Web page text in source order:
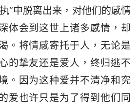
”中脱离出来，对他们的感情
体会到这世上诸多感情，却
。将情感寄托于人，无论是
的挚友还是爱人，终归逃不
。因为这种爱并不清净和究
爱也许只是为了得到他们同